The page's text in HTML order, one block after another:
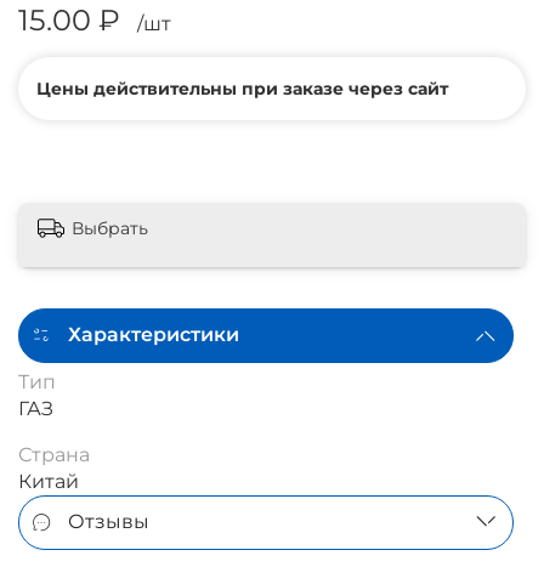
15.00 ₽ /шт
Цены действительны при заказе через сайт
Выбрать
Характеристики
Тип
ГАЗ
Страна
Китай
Отзывы